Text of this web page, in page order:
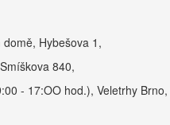
Hybešova 1,
840,
- 17:OO hod.), Veletrhy